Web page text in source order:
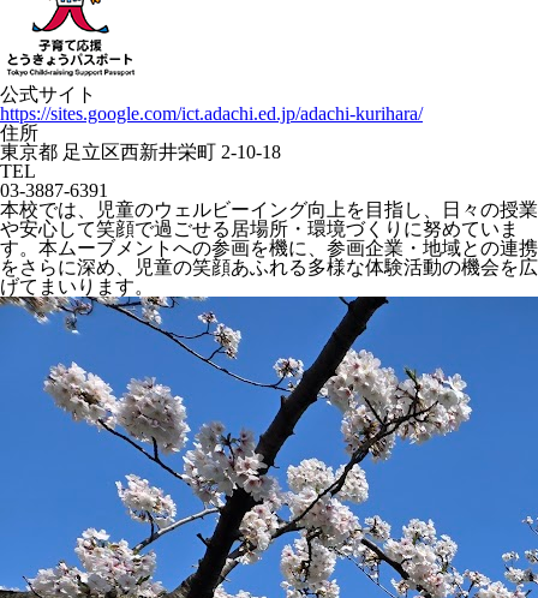
公式サイト
https://sites.google.com/ict.adachi.ed.jp/adachi-kurihara/
住所
東京都 足立区西新井栄町 2-10-18
TEL
03-3887-6391
本校では、児童のウェルビーイング向上を目指し、日々の授業
や安心して笑顔で過ごせる居場所・環境づくりに努めていま
す。本ムーブメントへの参画を機に、参画企業・地域との連携
をさらに深め、児童の笑顔あふれる多様な体験活動の機会を広
げてまいります。